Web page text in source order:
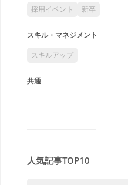
採用イベント 新卒
スキル・マネジメント
スキルアップ
共通
人気記事TOP10